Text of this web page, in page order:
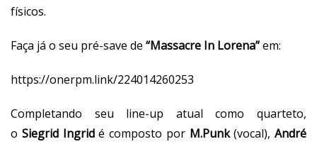
físicos.
Faça já o seu pré-save de “Massacre In Lorena”em:
https://onerpm.link/224014260253
Completando seu line-up atual como quarteto,
o Siegrid Ingridé composto por M.Punk(vocal), André